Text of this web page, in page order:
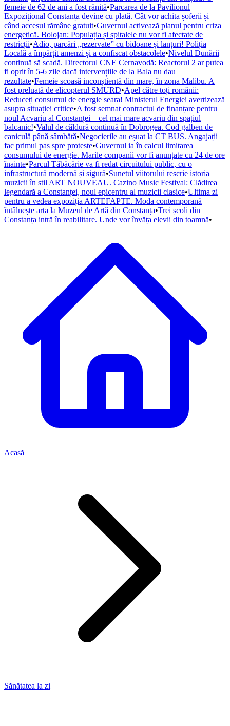
femeie de 62 de ani a fost rănită•Parcarea de la Pavilionul
Expozițional Constanța devine cu plată. Cât vor achita șoferii și
când accesul rămâne gratuit•Guvernul activează planul pentru criza
energetică. Bolojan: Populația și spitalele nu vor fi afectate de
restricții•Adio, parcări „rezervate” cu bidoane și lanțuri! Poliția
Locală a împărțit amenzi și a confiscat obstacolele•Nivelul Dunării
continuă să scadă. Directorul CNE Cernavodă: Reactorul 2 ar putea
fi oprit în 5-6 zile dacă intervențiile de la Bala nu dau
rezultate•Femeie scoasă inconștientă din mare, în zona Malibu. A
fost preluată de elicopterul SMURD•Apel către toți românii:
Reduceți consumul de energie seara! Ministerul Energiei avertizează
asupra situației critice•A fost semnat contractul de finanțare pentru
noul Acvariu al Constanței – cel mai mare acvariu din spațiul
balcanic!•Valul de căldură continuă în Dobrogea. Cod galben de
caniculă până sâmbătă•Negocierile au eșuat la CT BUS. Angajații
fac primul pas spre proteste•Guvernul ia în calcul limitarea
consumului de energie. Marile companii vor fi anunțate cu 24 de ore
înainte•Parcul Tăbăcărie va fi redat circuitului public, cu o
infrastructură modernă și sigură•Sunetul viitorului rescrie istoria
muzicii în stil ART NOUVEAU. Cazino Music Festival: Clădirea
legendară a Constanței, noul epicentru al muzicii clasice•Ultima zi
pentru a vedea expoziția ARTEFAPTE. Moda contemporană
întâlnește arta la Muzeul de Artă din Constanța•Trei școli din
Constanța intră în reabilitare. Unde vor învăța elevii din toamnă•
Acasă
Sănătatea la zi